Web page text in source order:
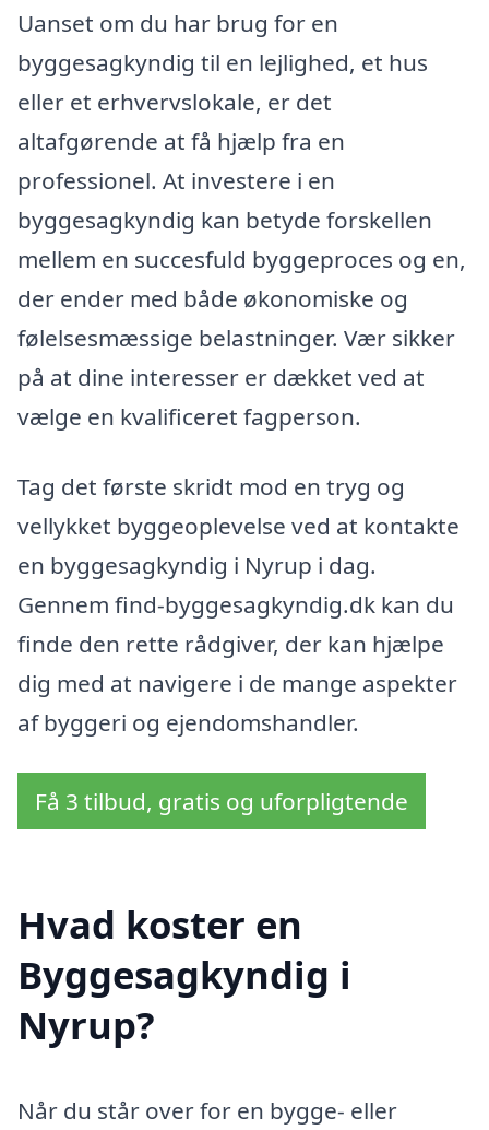
Uanset om du har brug for en
byggesagkyndig til en lejlighed, et hus
eller et erhvervslokale, er det
altafgørende at få hjælp fra en
professionel. At investere i en
byggesagkyndig kan betyde forskellen
mellem en succesfuld byggeproces og en,
der ender med både økonomiske og
følelsesmæssige belastninger. Vær sikker
på at dine interesser er dækket ved at
vælge en kvalificeret fagperson.
Tag det første skridt mod en tryg og
vellykket byggeoplevelse ved at kontakte
en byggesagkyndig i Nyrup i dag.
Gennem find-byggesagkyndig.dk kan du
finde den rette rådgiver, der kan hjælpe
dig med at navigere i de mange aspekter
af byggeri og ejendomshandler.
Få 3 tilbud, gratis og uforpligtende
Hvad koster en
Byggesagkyndig i
Nyrup?
Når du står over for en bygge- eller